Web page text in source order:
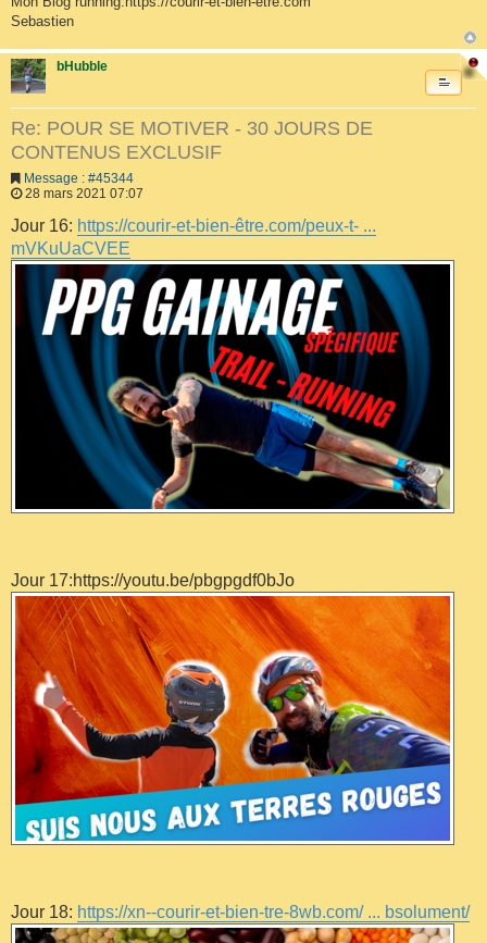
Sebastien
bHubble
Re: POUR SE MOTIVER - 30 JOURS DE
CONTENUS EXCLUSIF
Message : #45344
28 mars 2021 07:07
Jour 16: https://courir-et-bien-être.com/peux-t- ...
mVKuUaCVEE
Jour 17:https://youtu.be/pbgpgdf0bJo
Jour 18: https://xn--courir-et-bien-tre-8wb.com/ ... bsolument/